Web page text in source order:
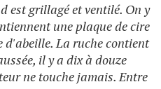
est grillagé et ventilé. On y
une plaque de cire
d'abeille. La ruche contient
il y a dix à douze
ne touche jamais. Entre